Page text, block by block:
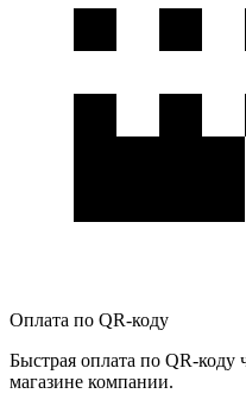
Оплата по QR-коду
Быстрая оплата по QR-коду
магазине компании.